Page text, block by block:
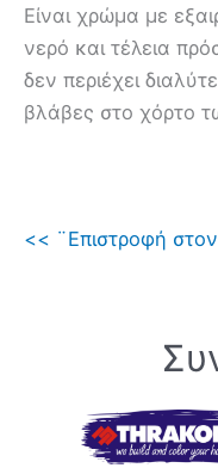
Είναι χρώμα με
νερό και τέλεια
δεν περιέχει
βλάβες στο χόρτο
<< ¨Επιστροφή